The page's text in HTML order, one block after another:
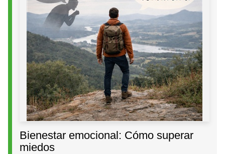
Bienestar emocional: Cómo superar
miedos